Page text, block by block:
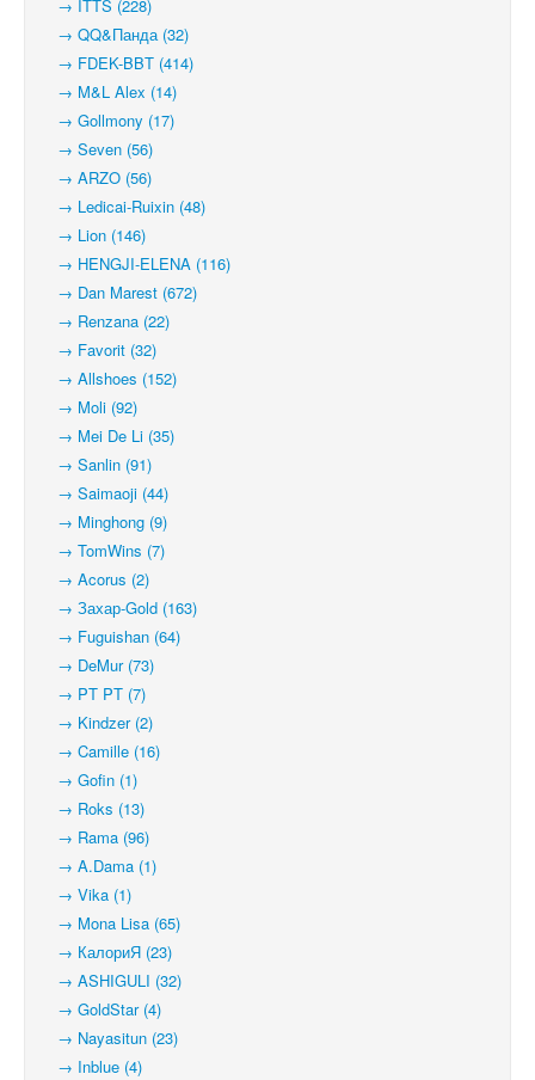
→ ITTS (228)
→ QQ&Панда (32)
→ FDEK-BBT (414)
→ M&L Alex (14)
→ Gollmony (17)
→ Seven (56)
→ ARZO (56)
→ Ledicai-Ruixin (48)
→ Lion (146)
→ HENGJI-ELENA (116)
→ Dan Marest (672)
→ Renzana (22)
→ Favorit (32)
→ Allshoes (152)
→ Moli (92)
→ Mei De Li (35)
→ Sanlin (91)
→ Saimaoji (44)
→ Minghong (9)
→ TomWins (7)
→ Acorus (2)
→ Захар-Gold (163)
→ Fuguishan (64)
→ DeMur (73)
→ PT PT (7)
→ Kindzer (2)
→ Camille (16)
→ Gofin (1)
→ Roks (13)
→ Rama (96)
→ A.Dama (1)
→ Vika (1)
→ Mona Lisa (65)
→ КалориЯ (23)
→ ASHIGULI (32)
→ GoldStar (4)
→ Nayasitun (23)
→ Inblue (4)